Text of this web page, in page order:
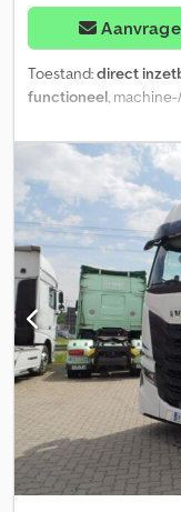
Toestand:direct
functioneel,
brandstoftype:diesel,
,
Bouwjaar:
2015 ,
vergrendeling,
aangeboden: een
motorvermogen van
wagenpark van ons
waarvan het
voertuig is goed
onderhoudsbeurten
vermogen van 460 pk,
zorgt voor
lange ritten.
Automatische
bed –
Standkachel –